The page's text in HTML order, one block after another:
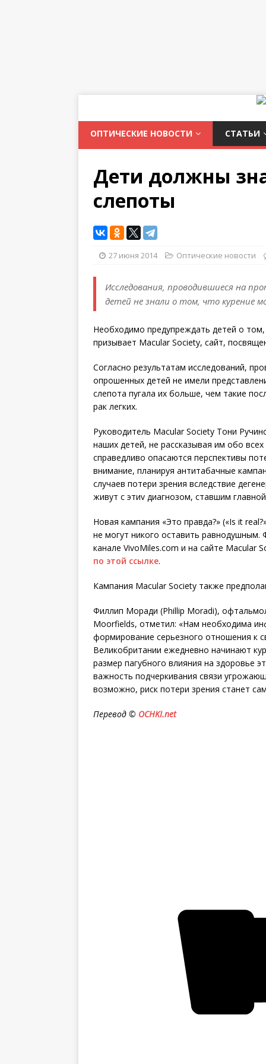
ОПТИЧЕСКИЕ НОВОСТИ СТАТЬИ
Дети должны
слепоты
27 июня 2014 Оптические новости
Исследования, проводившиеся на
детей не знали о том, что курение
Необходимо предупреждать детей о
призывает Macular Society, сайт,
Согласно результатам исследований,
опрошенных детей не имели
слепота пугала их больше, чем такие
рак легких.
Руководитель Macular Society Тони
наших детей, не рассказывая им обо
справедливо опасаются перспективы
внимание, планируя антитабачные
случаев потери зрения вследствие
живут с этиv диагнозом, ставшим
Новая кампания «Это правда?» («Is it
не могут никого оставить
канале VivoMiles.com и на сайте
по этой ссылке.
Кампания Macular Society также
Филлип Моради (Phillip Moradi),
Moorfields, отметил: «Нам необходима
формирование серьезного отношения к
Великобритании ежедневно начинают
размер пагубного влияния на здоровье
важность подчеркивания связи
возможно, риск потери зрения станет
Перевод © OCHKI.net